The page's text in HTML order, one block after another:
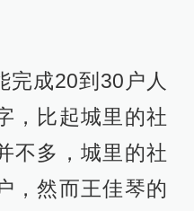
完成20到30户人
，比起城里的社
不多，城里的社
，然而王佳琴的